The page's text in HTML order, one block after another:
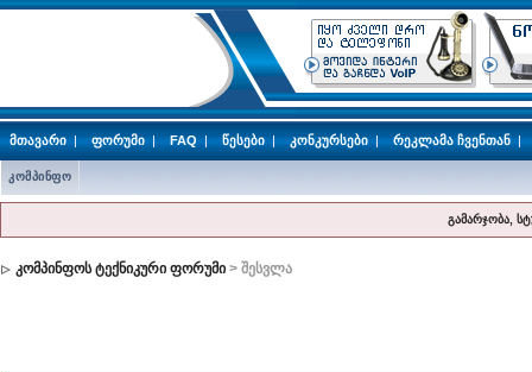
მთავარი| ფორუმი| FAQ| წესები| კონკურსები| რეკლამა ჩვენთან|
კომპინფო
გამარჯობა,
კომპინფოს ტექნიკური ფორუმი > შესვლა